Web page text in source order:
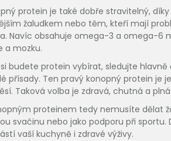
protein je také dobře stravitelný,
žaludkem nebo těm, kteří mají
Navíc obsahuje omega-3 a omega-6
a mozku.
si budete protein vybírat, sledujte
přísady. Ten pravý konopný protein je
Taková volba je zdravá, chutná a
proteinem tedy nemusíte dělat
svačinu nebo jako podporu při
vaší kuchyně i zdravé výživy.